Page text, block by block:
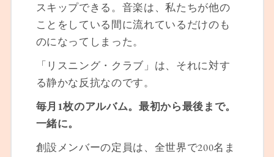
スキップできる。音楽は、私たちが他の
ことをしている間に流れているだけのも
のになってしまった。
「リスニング・クラブ」は、それに対す
る静かな反抗なのです。
毎月1枚のアルバム。最初から最後まで。
一緒に。
創設メンバーの定員は、全世界で200名ま